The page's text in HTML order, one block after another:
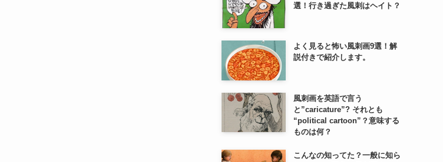
選！行き過ぎた風刺はヘイト？
よく見ると怖い風刺画9選！解
説付きで紹介します。
風刺画を英語で言う
と”caricature”? それとも
“political cartoon”？意味する
ものは何？
こんなの知ってた？一般に知ら